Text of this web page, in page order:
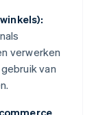
verwerken
van